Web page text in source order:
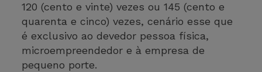
120 (cento e vinte) vezes ou 145 (cento e
quarenta e cinco) vezes, cenário esse que
é exclusivo ao devedor pessoa física,
microempreendedor e à empresa de
pequeno porte.